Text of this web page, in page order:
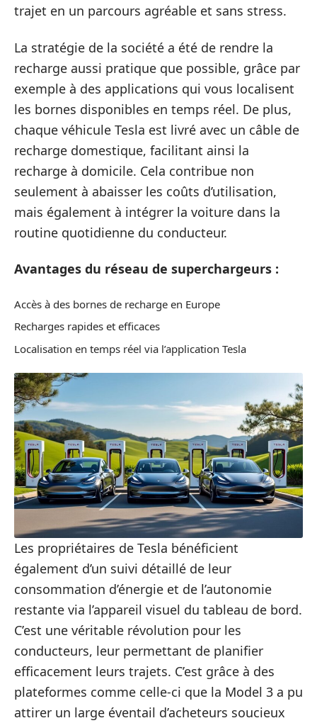
trajet en un parcours agréable et sans stress.
La stratégie de la société a été de rendre la
recharge aussi pratique que possible, grâce par
exemple à des applications qui vous localisent
les bornes disponibles en temps réel. De plus,
chaque véhicule Tesla est livré avec un câble de
recharge domestique, facilitant ainsi la
recharge à domicile. Cela contribue non
seulement à abaisser les coûts d’utilisation,
mais également à intégrer la voiture dans la
routine quotidienne du conducteur.
Avantages du réseau de superchargeurs :
Accès à des bornes de recharge en Europe
Recharges rapides et efficaces
Localisation en temps réel via l’application Tesla
Les propriétaires de Tesla bénéficient
également d’un suivi détaillé de leur
consommation d’énergie et de l’autonomie
restante via l’appareil visuel du tableau de bord.
C’est une véritable révolution pour les
conducteurs, leur permettant de planifier
efficacement leurs trajets. C’est grâce à des
plateformes comme celle-ci que la Model 3 a pu
attirer un large éventail d’acheteurs soucieux